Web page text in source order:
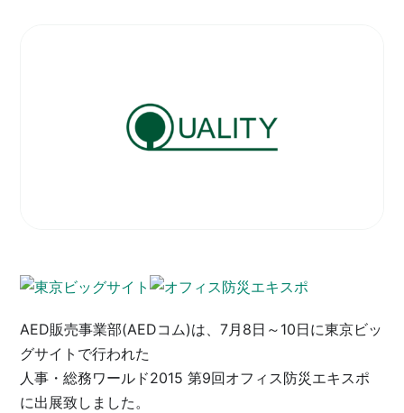
AED販売事業部(AEDコム)は、7月8日～10日に東京ビッ
グサイトで行われた
人事・総務ワールド2015 第9回オフィス防災エキスポ
に出展致しました。